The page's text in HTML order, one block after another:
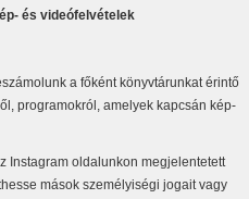
és videófelvételek
a főként könyvtárunkat érintő
programokról, amelyek kapcsán kép-
Instagram oldalunkon megjelentetett
mások személyiségi jogait vagy